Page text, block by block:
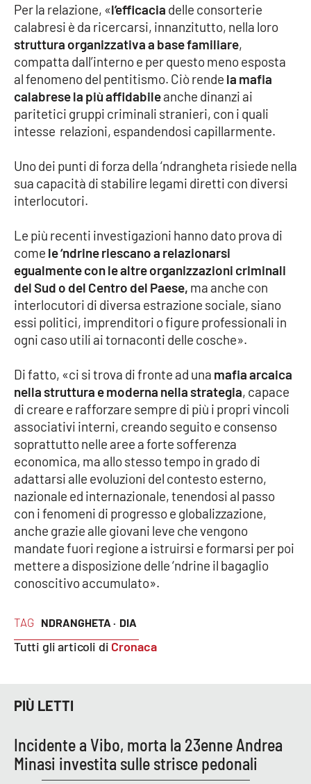
Good Morning Vietnam
Parchi Marini Calabria
Leggendo Alvaro insieme
Imprese Di Calabria
Le perfidie di Antonella Grippo
Venti di comunicazione
STREAMING
LaC TV
LaC Network
EDIZIONI
LOCALI
Catanzaro
Crotone
Vibo Valentia
Reggio Calabria
Cosenza
Lamezia Terme
Buona Sanità Calabria
LA
CALABRIAVISIONE
TAG NDRANGHETA · DIA
Tutti gli articoli di Cronaca
Per la relazione, «l’efficacia delle consorterie
calabresi è da ricercarsi, innanzitutto, nella loro
struttura organizzativa a base familiare,
compatta dall’interno e per questo meno esposta
al fenomeno del pentitismo. Ciò rende la mafia
calabrese la più affidabileanche dinanzi ai
paritetici gruppi criminali stranieri, con i quali
intesse relazioni, espandendosi capillarmente.
Uno dei punti di forza della ‘ndrangheta risiede nella
sua capacità di stabilire legami diretti con diversi
interlocutori.
Le più recenti investigazioni hanno dato prova di
come le ‘ndrine riescano a relazionarsi
egualmente con le altre organizzazioni criminali
del Sud o del Centro del Paese, ma anche con
interlocutori di diversa estrazione sociale, siano
essi politici, imprenditori o figure professionali in
ogni caso utili ai tornaconti delle cosche».
Di fatto, «ci si trova di fronte ad una mafia arcaica
nella struttura e moderna nella strategia, capace
di creare e rafforzare sempre di più i propri vincoli
associativi interni, creando seguito e consenso
soprattutto nelle aree a forte sofferenza
economica, ma allo stesso tempo in grado di
adattarsi alle evoluzioni del contesto esterno,
nazionale ed internazionale, tenendosi al passo
con i fenomeni di progresso e globalizzazione,
anche grazie alle giovani leve che vengono
mandate fuori regione a istruirsi e formarsi per poi
mettere a disposizione delle ‘ndrine il bagaglio
conoscitivo accumulato».
PIÙ LETTI
Incidente a Vibo, morta la 23enne Andrea
Minasi investita sulle strisce pedonali